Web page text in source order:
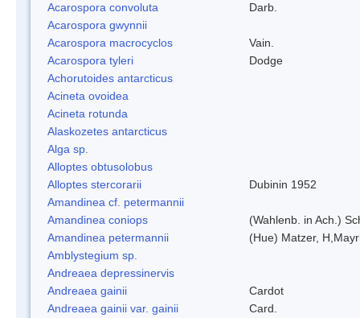
Acarospora convoluta
Darb.
Acarospora gwynnii
Acarospora macrocyclos
Vain.
Acarospora tyleri
Dodge
Achorutoides antarcticus
Acineta ovoidea
Acineta rotunda
Alaskozetes antarcticus
Alga sp.
Alloptes obtusolobus
Alloptes stercorarii
Dubinin 1952
Amandinea cf. petermannii
Amandinea coniops
(Wahlenb. in Ach.)
Amandinea petermannii
(Hue) Matzer,
Amblystegium sp.
Andreaea depressinervis
Andreaea gainii
Cardot
Andreaea gainii var. gainii
Card.